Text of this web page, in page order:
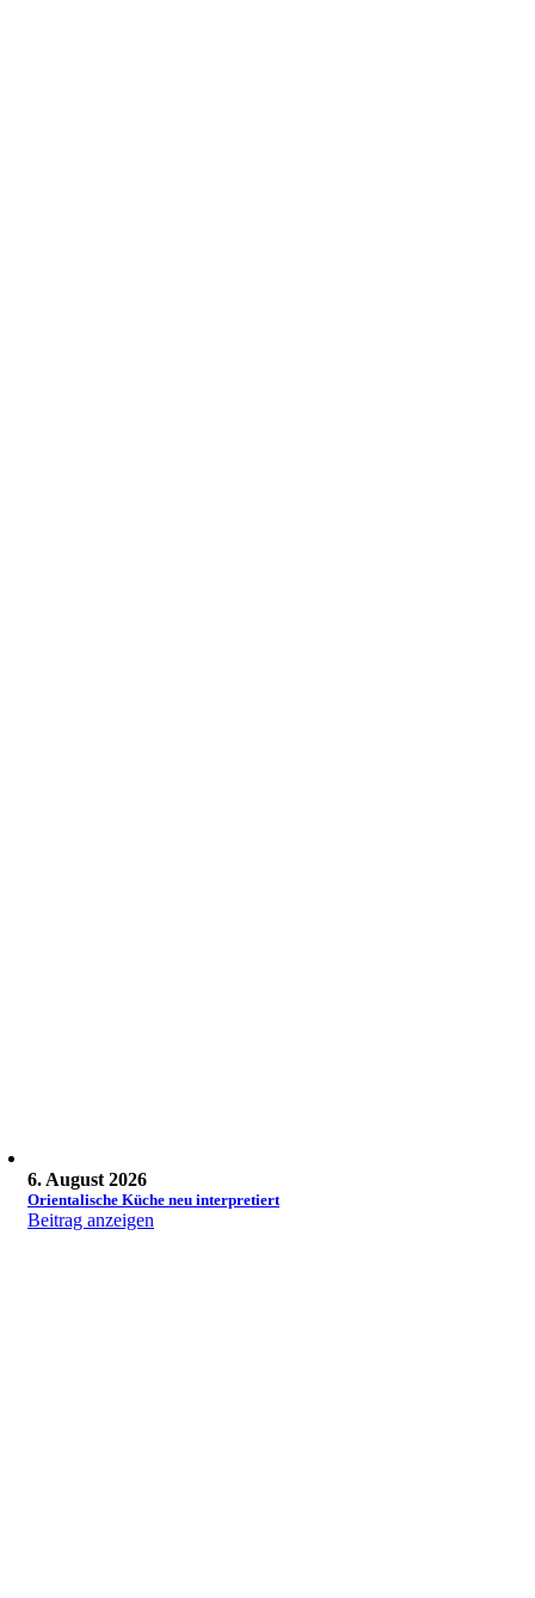
6. August 2026
Orientalische Küche neu interpretiert
Beitrag anzeigen